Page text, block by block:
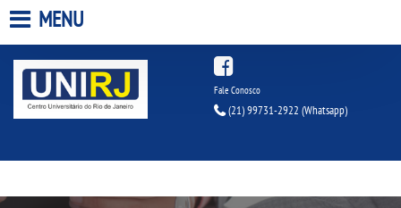
HOME
A UNIRJ
MENU
Fale Conosco
(21) 99731-2922 (Whatsapp)